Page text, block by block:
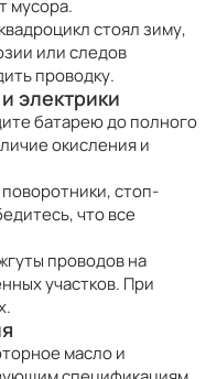
мусора.
стоял зиму,
или следов
проводку.
электрики
батарею до полного
окисления и
стоп-
что все
проводов на
участков. При
масло и